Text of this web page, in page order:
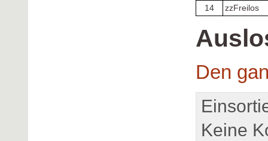
14
zzFreilos
Den
Keine